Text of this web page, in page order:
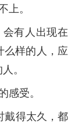
上。
有人出现在
么样的人，应
。
感受。
戴得太久，都